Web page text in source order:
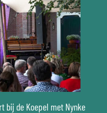
bij de Koepel met Nynke